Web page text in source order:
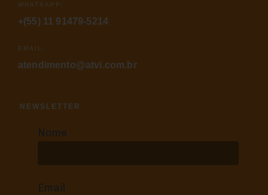
WHATSAPP:
+(55) 11 91479-5214
EMAIL:
atendimento@atvi.com.br
NEWSLETTER
Nome
Email